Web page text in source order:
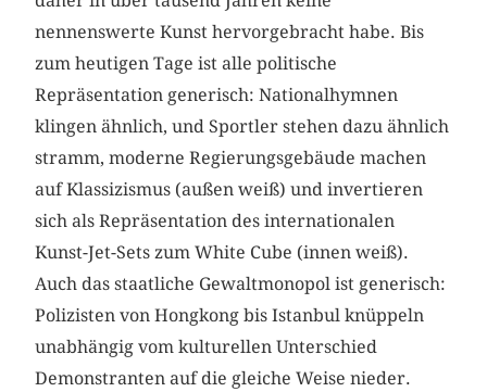
nennenswerte Kunst hervorgebracht habe. Bis
zum heutigen Tage ist alle politische
Repräsentation generisch: Nationalhymnen
klingen ähnlich, und Sportler stehen dazu ähnlich
stramm, moderne Regierungsgebäude machen
auf Klassizismus (außen weiß) und invertieren
sich als Repräsentation des internationalen
Kunst-Jet-Sets zum White Cube (innen weiß).
Auch das staatliche Gewaltmonopol ist generisch:
Polizisten von Hongkong bis Istanbul knüppeln
unabhängig vom kulturellen Unterschied
Demonstranten auf die gleiche Weise nieder.